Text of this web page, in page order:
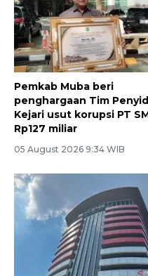
Pemkab Muba beri
penghargaan Tim
Kejari usut korupsi PT
Rp127 miliar
05 August 2026 9:34 WIB